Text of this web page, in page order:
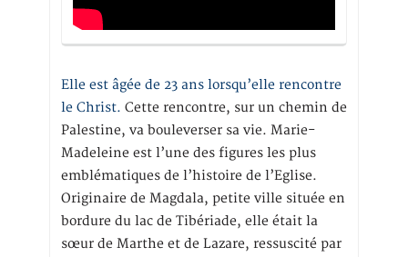
Elle est âgée de 23 ans lorsqu’elle rencontre
le Christ. Cette rencontre, sur un chemin de
Palestine, va bouleverser sa vie. Marie-
Madeleine est l’une des figures les plus
emblématiques de l’histoire de l’Eglise.
Originaire de Magdala, petite ville située en
bordure du lac de Tibériade, elle était la
sœur de Marthe et de Lazare, ressuscité par